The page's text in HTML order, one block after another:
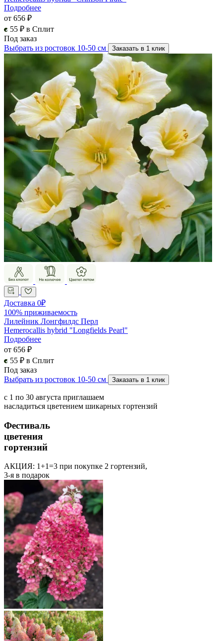
Подробнее
от 656 ₽
55 ₽ в Сплит
Под заказ
Выбрать из ростовок 10-50 см
Заказать в 1 клик
Доставка 0₽
100% приживаемость
Лилейник Лонгфилдс Перл
Hemerocallis hybrid "Longfields Pearl"
Подробнее
от 656 ₽
55 ₽ в Сплит
Под заказ
Выбрать из ростовок 10-50 см
Заказать в 1 клик
с 1 по 30 августа приглашаем
насладиться цветением шикарных гортензий
Фестиваль
цветения
гортензий
АКЦИЯ: 1+1=3 при покупке 2 гортензий,
3-я в подарок